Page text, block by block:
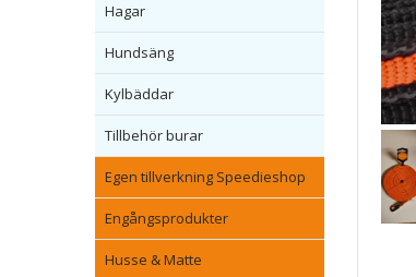
Hagar
Hundsäng
Kylbäddar
Tillbehör burar
Egen tillverkning Speedieshop
Engångsprodukter
Husse & Matte